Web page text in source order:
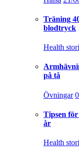
Träning
blodtryck
Health
på tå
Övningar
Tipsen
år
Health